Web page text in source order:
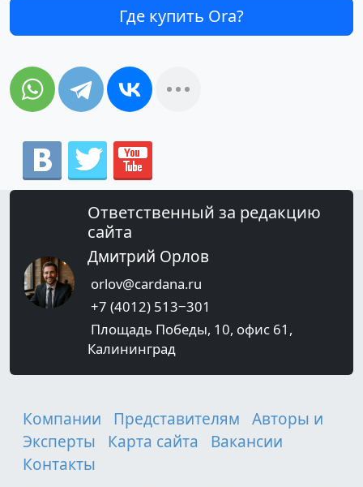
Где купить Ora?
Ответственный за редакцию
сайта
Дмитрий Орлов
orlov@cardana.ru
+7 (4012) 513‒301
Площадь Победы, 10, офис 61,
Калининград
Компании Представителям
Авторы и
Эксперты
Карта сайта
Вакансии
Контакты